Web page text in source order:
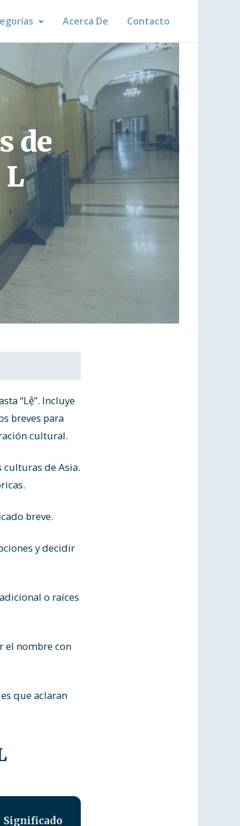
Acerca De Contacto
de
L
“Lệ”. Incluye
breves para
cultural.
culturas de Asia.
breve.
y decidir
o raíces
el nombre con
que aclaran
Significado